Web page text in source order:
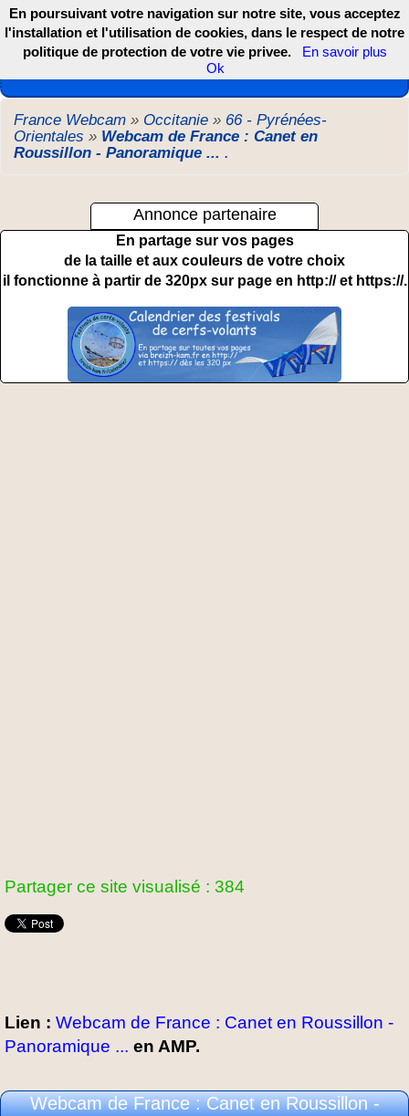
Les webcams de France, DOM TOM et COM
France Webcam » Occitanie » 66 - Pyrénées-
Orientales » Webcam de France : Canet en
Roussillon - Panoramique ... .
Annonce partenaire
En partage sur vos pages
de la taille et aux couleurs de votre choix
il fonctionne à partir de 320px sur page en http:// et https://.
Partager ce site visualisé : 384
Lien : Webcam de France : Canet en Roussillon -
Panoramique ... en AMP.
Webcam de France : Canet en Roussillon -
En poursuivant votre navigation sur notre site, vous acceptez
l'installation et l'utilisation de cookies, dans le respect de notre
politique de protection de votre vie privee.
En savoir plus
Ok